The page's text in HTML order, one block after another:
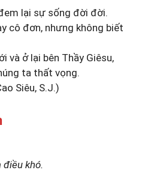
lại sự sống đời đời.
cô đơn, nhưng không biết
và ở lại bên Thầy Giêsu,
ta thất vọng.
Siêu, S.J.)
điều khó.